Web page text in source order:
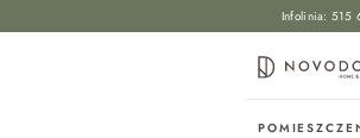
Przejdź do głównej
Infolinia: 515